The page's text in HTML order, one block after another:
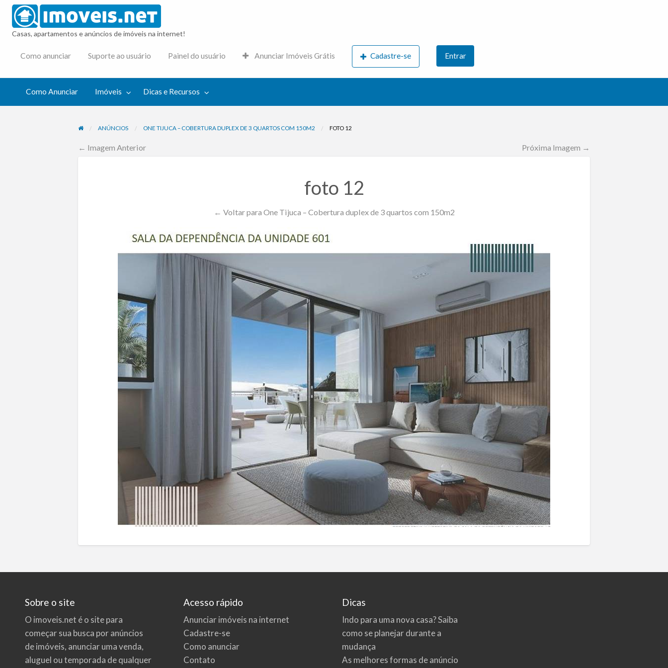
Casas, apartamentos e anúncios de imóveis na internet!
Como anunciar Suporte ao usuário Painel do usuário Anunciar Imóveis Grátis Cadastre-se Entrar
Como Anunciar Imóveis Dicas e Recursos
ANÚNCIOS ONE TIJUCA – COBERTURA DUPLEX DE 3 QUARTOS COM 150M2 FOTO 12
← Imagem Anterior Próxima Imagem →
foto 12
← Voltar para One Tijuca – Cobertura duplex de 3 quartos com 150m2
Sobre o site
O imoveis.net é o site para
começar sua busca poranúncios
de imóveis, anunciar uma venda,
aluguel ou temporada de qualquer
Acesso rápido
Anunciar imóveis na internet
Cadastre-se
Como anunciar
Contato
Dicas
Indo para uma nova casa? Saiba
como se planejar durante a
mudança
As melhores formas de anúncio